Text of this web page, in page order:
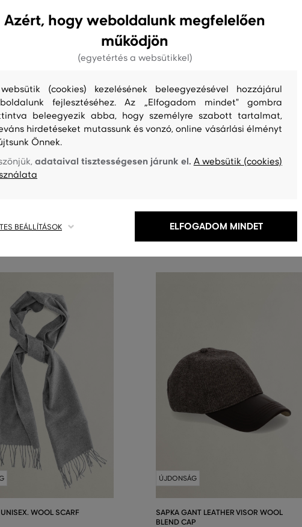
HERRINGBONE SCARF
ÚJDONSÁG
28 990 Ft
WOOL SCARF
ÚJDONSÁG
SAPKA GANT LEATHER VISOR WOOL
BLEND CAP
Azért, hogy weboldalunk megfelelően
működjön
(egyetértés a websütikkel)
(cookies) kezelésének beleegyezésével hozzájárul
fejlesztéséhez. Az „Elfogadom mindet" gombra
beleegyezik abba, hogy személyre szabott tartalmat,
hirdetéseket mutassunk és vonzó, online vásárlási élményt
Önnek.
adataival tisztességesen járunk el. A websütik (cookies)
BEÁLLÍTÁSOK ELFOGADOM MINDET